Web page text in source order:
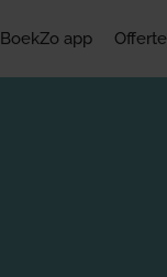
BoekZo app Offerte